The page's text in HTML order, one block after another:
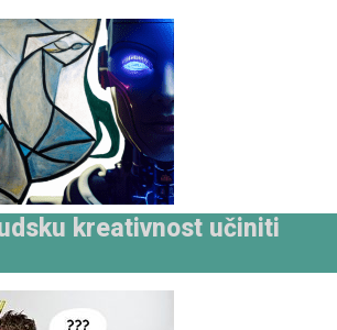
kreativnost učiniti